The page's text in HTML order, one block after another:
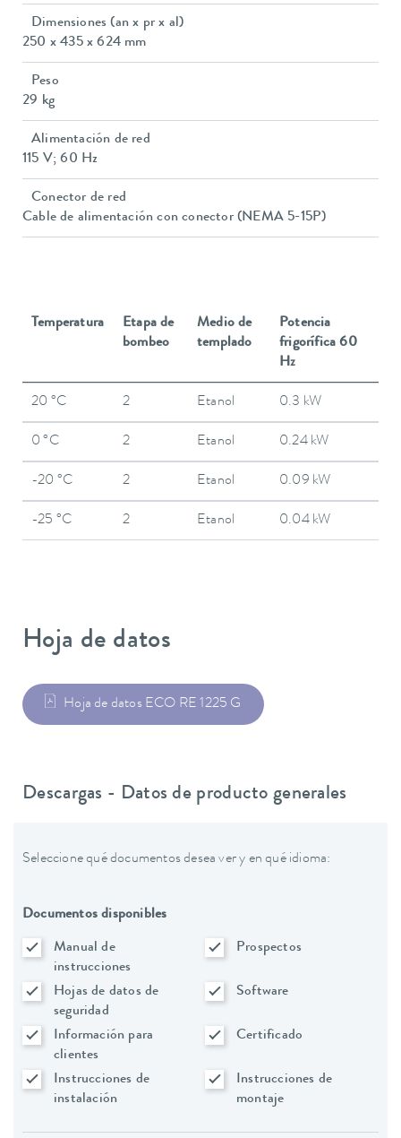
Dimensiones (an x pr x al)
250 x 435 x 624 mm
Peso
29 kg
Alimentación de red
115 V; 60 Hz
Conector de red
Cable de alimentación con conector (NEMA 5-15P)
Temperatura
Etapa de
bombeo
Medio de
templado
Potencia
frigorífica 60
Hz
20 °C 2 Etanol 0.3 kW
0 °C 2 Etanol 0.24 kW
-20 °C 2 Etanol 0.09 kW
-25 °C 2 Etanol 0.04 kW
Hoja de datos
Hoja de datos ECO RE 1225 G
Descargas - Datos de producto generales
Seleccione qué documentos desea ver y en qué idioma:
Documentos disponibles
Manual de
instrucciones
Prospectos
Hojas de datos de
seguridad
Software
Información para
clientes
Certificado
Instrucciones de
instalación
Instrucciones de
montaje